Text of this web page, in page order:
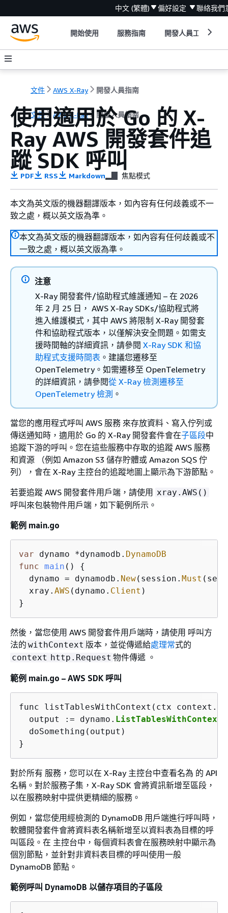
中文 (繁體) 偏好設定 聯絡我們
開始使用 服務指南 開發人員工具
文件 AWS X-Ray 開發人員指南
文件 AWS X-Ray 開發人員指南
使用適用於 Go 的 X-
Ray AWS 開發套件追
蹤 SDK 呼叫
PDF RSS Markdown 焦點模式
本文為英文版的機器翻譯版本，如內容有任何歧義或不一
致之處，概以英文版為準。
本文為英文版的機器翻譯版本，如內容有任何歧義或不
一致之處，概以英文版為準。
注意
X-Ray 開發套件/協助程式維護通知 – 在 2026
年 2 月 25 日， AWS X-Ray SDKs/協助程式將
進入維護模式，其中 AWS 將限制 X-Ray 開發套
件和協助程式版本，以僅解決安全問題。如需支
援時間軸的詳細資訊，請參閱 X-Ray SDK 和協
助程式支援時間表 。建議您遷移至
OpenTelemetry。如需遷移至 OpenTelemetry
的詳細資訊，請參閱從 X-Ray 檢測遷移至
OpenTelemetry 檢測 。
當您的應用程式呼叫 AWS 服務 來存放資料、寫入佇列或
傳送通知時，適用於 Go 的 X-Ray 開發套件會在子區段中
追蹤下游的呼叫。您在這些服務中存取的追蹤 AWS 服務
和資源 （例如 Amazon S3 儲存貯體或 Amazon SQS 佇
列），會在 X-Ray 主控台的追蹤地圖上顯示為下游節點。
若要追蹤 AWS 開發套件用戶端，請使用 xray.AWS()
呼叫來包裝物件用戶端，如下範例所示。
範例 main.go
var dynamo *dynamodb. DynamoDB
func main ()
{
  dynamo
= dynamodb. New(session. Must
  xray.
AWS (dynamo. Client )
}
然後，當您使用 AWS 開發套件用戶端時，請使用 呼叫方
法的 withContext 版本，並從傳遞給處理常式的
context http.Request 物件傳遞 。
範例 main.go – AWS SDK 呼叫
func listTablesWithContext(ctx
  output := dynamo.
ListTablesWithContext
  doSomething(output)
}
對於所有 服務，您可以在 X-Ray 主控台中查看名為 的 API
名稱。對於服務子集，X-Ray SDK 會將資訊新增至區段，
以在服務映射中提供更精細的服務。
例如，當您使用經檢測的 DynamoDB 用戶端進行呼叫時，
軟體開發套件會將資料表名稱新增至以資料表為目標的呼
叫區段。在 主控台中，每個資料表會在服務映射中顯示為
個別節點，並針對非資料表目標的呼叫使用一般
DynamoDB 節點。
範例呼叫 DynamoDB 以儲存項目的子區段